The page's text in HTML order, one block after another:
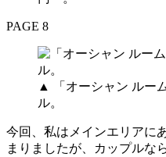
PAGE 8
▲ 「オーシャン ルー
ル。
今回、私はメインエリアに
まりましたが、カップルな